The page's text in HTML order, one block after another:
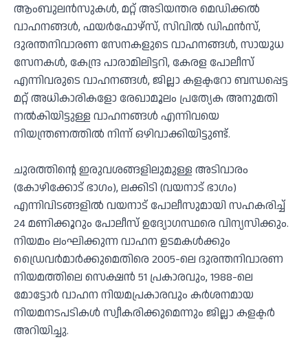
ആംബുലൻസുകൾ, മറ്റ് അടിയന്തര മെഡിക്കൽ
വാഹനങ്ങൾ, ഫയർഫോഴ്സ്, സിവിൽ ഡിഫൻസ്,
ദുരന്തനിവാരണ സേനകളുടെ വാഹനങ്ങൾ, സായുധ
സേനകൾ, കേന്ദ്ര പാരാമിലിട്ടറി, കേരള പോലീസ്
എന്നിവരുടെ വാഹനങ്ങൾ, ജില്ലാ കളക്ടറോ ബന്ധപ്പെട്ട
മറ്റ് അധികാരികളോ രേഖാമൂലം പ്രത്യേക അനുമതി
നൽകിയിട്ടുള്ള വാഹനങ്ങൾ എന്നിവയെ
നിയന്ത്രണത്തിൽ നിന്ന് ഒഴിവാക്കിയിട്ടുണ്ട്.
ചുരത്തിന്റെ ഇരുവശങ്ങളിലുമുള്ള അടിവാരം
(കോഴിക്കോട് ഭാഗം), ലക്കിടി (വയനാട് ഭാഗം)
എന്നിവിടങ്ങളിൽ വയനാട് പോലീസുമായി സഹകരിച്ച്
24 മണിക്കൂറും പോലീസ് ഉദ്യോഗസ്ഥരെ വിന്യസിക്കും.
നിയമം ലംഘിക്കുന്ന വാഹന ഉടമകൾക്കും
ഡ്രൈവർമാർക്കുമെതിരെ 2005-ലെ ദുരന്തനിവാരണ
നിയമത്തിലെ സെക്ഷൻ 51 പ്രകാരവും, 1988-ലെ
മോട്ടോർ വാഹന നിയമപ്രകാരവും കർശനമായ
നിയമനടപടികൾ സ്വീകരിക്കുമെന്നും ജില്ലാ കളക്ടർ
അറിയിച്ചു.